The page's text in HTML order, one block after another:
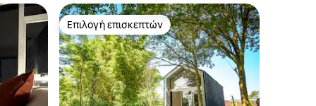
Επιλογή επισκεπτών
Επιλογή επισκεπτών